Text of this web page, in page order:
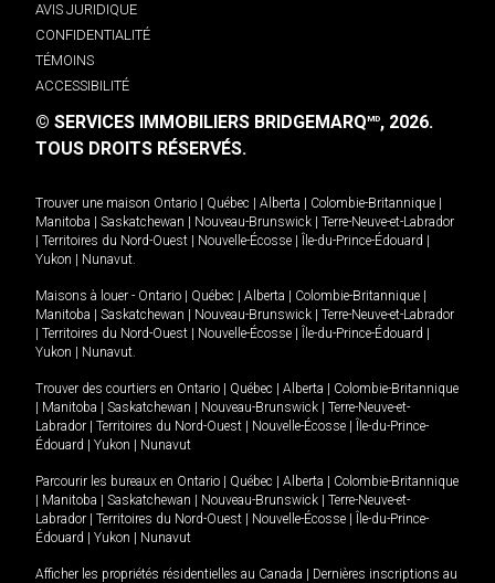
AVIS JURIDIQUE
CONFIDENTIALITÉ
TÉMOINS
ACCESSIBILITÉ
© SERVICES IMMOBILIERS BRIDGEMARQMD, 2026.
TOUS DROITS RÉSERVÉS.
Trouver une maison Ontario Québec Alberta Colombie-Britannique
Manitoba
Saskatchewan Nouveau-Brunswick
Terre-Neuve-et-Labrador
Territoires du Nord-Ouest Nouvelle-Écosse Île-du-Prince-Édouard
Yukon
Nunavut.
Maisons à louer - Ontario Québec Alberta Colombie-Britannique
Manitoba
Saskatchewan Nouveau-Brunswick
Terre-Neuve-et-Labrador
Territoires du Nord-Ouest Nouvelle-Écosse Île-du-Prince-Édouard
Yukon
Nunavut.
Trouver des courtiers en Ontario Québec Alberta
Colombie-Britannique
Manitoba Saskatchewan Nouveau-Brunswick
Terre-Neuve-et-
Labrador
Territoires du Nord-Ouest Nouvelle-Écosse
Île-du-Prince-
Édouard
Yukon Nunavut
Parcourir les bureaux en Ontario Québec Alberta
Colombie-Britannique
Manitoba Saskatchewan Nouveau-Brunswick
Terre-Neuve-et-
Labrador
Territoires du Nord-Ouest Nouvelle-Écosse
Île-du-Prince-
Édouard
Yukon Nunavut
Afficher les propriétés résidentielles au Canada
Dernières inscriptions au